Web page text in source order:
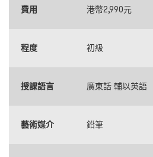
費用 港幣2,990元
程度 初級
授課語言 廣東話 輔以英語
藝術媒介 鉛筆